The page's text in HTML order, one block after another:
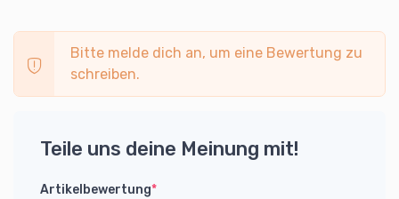
Bitte melde dich an, um eine Bewertung zu
schreiben.
Teile uns deine Meinung mit!
Artikelbewertung*